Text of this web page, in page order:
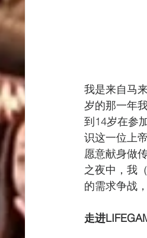
我是来自马
岁的那一年
到14岁在参
识这一位上
愿意献身做
之夜中，我
的需求争战
走进